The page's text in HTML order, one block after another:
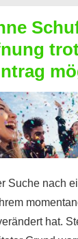
Suche nach
hat.